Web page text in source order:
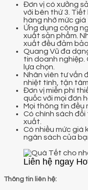
Đơn vị có xưởng
với bên thứ 3.
hàng nhờ mức
Ứng dụng công
xuất sản phẩm.
xuất đều đảm
Quang Vũ đa
tin doanh nghiệp.
lựa chọn.
Nhân viên tư vấn
nhiệt tình, tận
Đơn vị miễn phí
quốc với mọi đơn
Mọi thông tin đều
Có chính sách
xuất.
Có nhiều mức giá
ngân sách của
Liên hệ ngay
Thông tin liên hệ: